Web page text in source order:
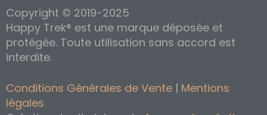
Copyright © 2019-2025
Happy Trek® est une marque déposée et
protégée. Toute utilisation sans accord est
interdite.
Conditions Générales de Vente | Mentions
légales